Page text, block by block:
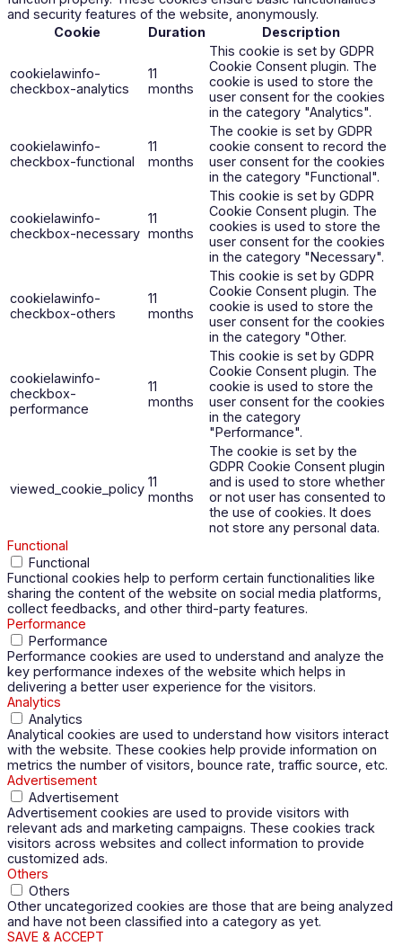
and security features of the website, anonymously.
Cookie
Duration Description
cookielawinfo-
checkbox-analytics
11
months
This cookie is set by GDPR
Cookie Consent plugin. The
cookie is used to store the
user consent for the cookies
in the category "Analytics".
cookielawinfo-
checkbox-functional
11
months
The cookie is set by GDPR
cookie consent to record the
user consent for the cookies
in the category "Functional".
cookielawinfo-
checkbox-necessary
11
months
This cookie is set by GDPR
Cookie Consent plugin. The
cookies is used to store the
user consent for the cookies
in the category "Necessary".
cookielawinfo-
checkbox-others
11
months
This cookie is set by GDPR
Cookie Consent plugin. The
cookie is used to store the
user consent for the cookies
in the category "Other.
cookielawinfo-
checkbox-
performance
11
months
This cookie is set by GDPR
Cookie Consent plugin. The
cookie is used to store the
user consent for the cookies
in the category
"Performance".
viewed_cookie_policy 11
months
The cookie is set by the
GDPR Cookie Consent plugin
and is used to store whether
or not user has consented to
the use of cookies. It does
not store any personal data.
Functional
Functional
Functional cookies help to perform certain functionalities like
sharing the content of the website on social media platforms,
collect feedbacks, and other third-party features.
Performance
Performance
Performance cookies are used to understand and analyze the
key performance indexes of the website which helps in
delivering a better user experience for the visitors.
Analytics
Analytics
Analytical cookies are used to understand how visitors interact
with the website. These cookies help provide information on
metrics the number of visitors, bounce rate, traffic source, etc.
Advertisement
Advertisement
Advertisement cookies are used to provide visitors with
relevant ads and marketing campaigns. These cookies track
visitors across websites and collect information to provide
customized ads.
Others
Others
Other uncategorized cookies are those that are being analyzed
and have not been classified into a category as yet.
SAVE & ACCEPT